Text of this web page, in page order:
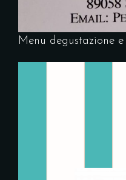
Menu degustazione